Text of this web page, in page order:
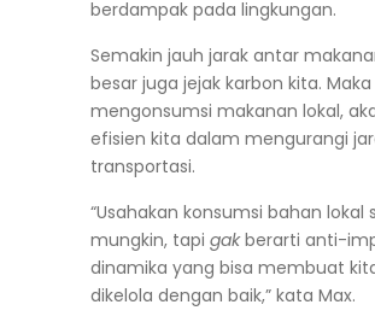
berdampak pada lingkungan.
Semakin jauh jarak antar
besar juga jejak karbon kita.
mengonsumsi makanan lokal,
efisien kita dalam mengurangi
transportasi.
“Usahakan konsumsi bahan lokal
mungkin, tapi gakberarti anti-
dinamika yang bisa membuat
dikelola dengan baik,” kata Max.